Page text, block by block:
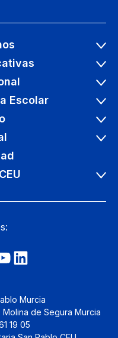
Escolar
Murcia
Molina de Segura Murcia
19 05